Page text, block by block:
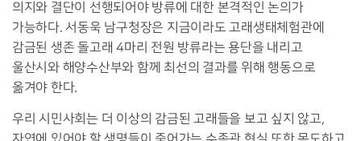
의지와 결단이 선행되어야 방류에 대한 본격적인 논의가
가능하다. 서동욱 남구청장은 지금이라도 고래생태체험관에
감금된 생존 돌고래 4마리 전원 방류라는 용단을 내리고
울산시와 해양수산부와 함께 최선의 결과를 위해 행동으로
옮겨야 한다.
우리 시민사회는 더 이상의 감금된 고래들을 보고 싶지 않고,